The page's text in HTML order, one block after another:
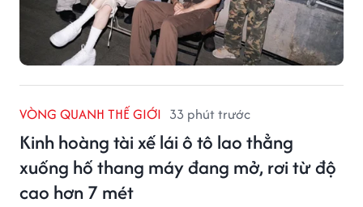
VÒNG QUANH THẾ GIỚI 33 phút trước
Kinh hoàng tài xế lái ô tô lao thẳng
xuống hố thang máy đang mở, rơi từ độ
cao hơn 7 mét